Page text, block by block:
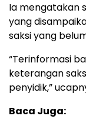
Ia mengatakan
yang
saksi yang
“Terinformasi
keterangan
penyidik,”
Baca Juga: